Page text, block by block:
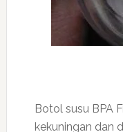
Botol susu BPA
kekuningan dan